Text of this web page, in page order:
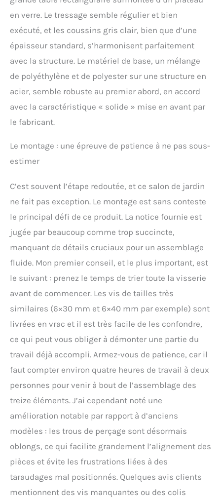
D'ÉPAISSEUR: Les
coussins imperméables
intégrés aux chaises et
tabourets offrent un
soutien confortable
(épaisseur 5 cm). Vous
profitez de moments
agréables assis sur ce
mobilier de terrasse bien
équipé. ENSEMBLE
chaises (53 x 53 x 87 cm),
simplifié grâce au manuel
illustré fourni avec votre
salon de jardin.
en verre. Le tressage semble régulier et bien
exécuté, et les coussins gris clair, bien que d’une
épaisseur standard, s’harmonisent parfaitement
avec la structure. Le matériel de base, un mélange
de polyéthylène et de polyester sur une structure en
acier, semble robuste au premier abord, en accord
avec la caractéristique « solide » mise en avant par
le fabricant.
Le montage : une épreuve de patience à ne pas sous-
estimer
C’est souvent l’étape redoutée, et ce salon de jardin
ne fait pas exception. Le montage est sans conteste
le principal défi de ce produit. La notice fournie est
jugée par beaucoup comme trop succincte,
manquant de détails cruciaux pour un assemblage
fluide. Mon premier conseil, et le plus important, est
le suivant : prenez le temps de trier toute la visserie
avant de commencer. Les vis de tailles très
similaires (6×30 mm et 6×40 mm par exemple) sont
livrées en vrac et il est très facile de les confondre,
ce qui peut vous obliger à démonter une partie du
travail déjà accompli. Armez-vous de patience, car il
faut compter environ quatre heures de travail à deux
personnes pour venir à bout de l’assemblage des
treize éléments. J’ai cependant noté une
amélioration notable par rapport à d’anciens
modèles : les trous de perçage sont désormais
oblongs, ce qui facilite grandement l’alignement des
pièces et évite les frustrations liées à des
taraudages mal positionnés. Quelques avis clients
mentionnent des vis manquantes ou des colis